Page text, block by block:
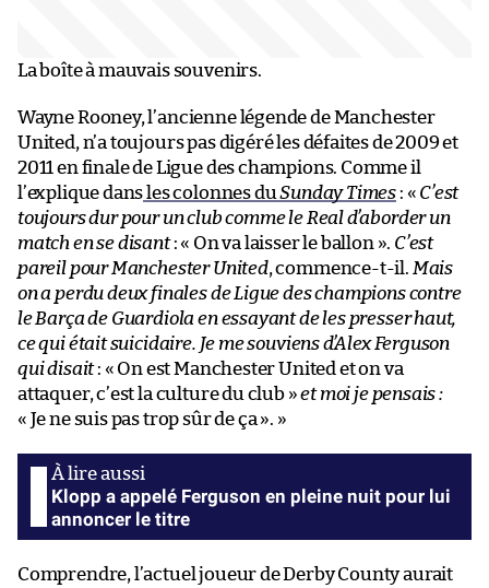
La boîte à mauvais souvenirs.
Wayne Rooney, l’ancienne légende de Manchester
United, n’a toujours pas digéré les défaites de 2009 et
2011 en finale de Ligue des champions. Comme il
l’explique dans les colonnes duSunday Times : « C’est
toujours dur pour un club comme le Real d’aborder un
match en se disant: « On va laisser le ballon ». C’est
pareil pour Manchester United, commence-t-il. Mais
on a perdu deux finales de Ligue des champions contre
le Barça de Guardiola en essayant de les presser haut,
ce qui était suicidaire. Je me souviens d’Alex Ferguson
qui disait: « On est Manchester United et on va
attaquer, c’est la culture du club »et moi je pensais :
« Je ne suis pas trop sûr de ça ». »
Klopp a appelé Ferguson en pleine nuit pour lui
annoncer le titre
Comprendre, l’actuel joueur de Derby County aurait